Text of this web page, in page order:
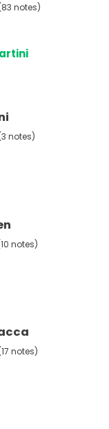
notes)
notes)
notes)
notes)